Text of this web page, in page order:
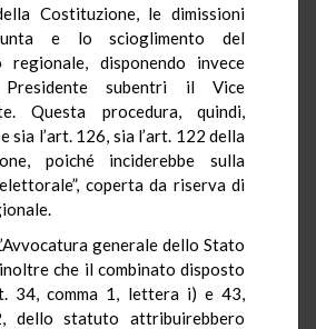
Costituzione, le dimissioni
e lo scioglimento del
regionale, disponendo invece
subentri il Vice
Questa procedura, quindi,
sia l’art. 126, sia l’art. 122 della
poiché inciderebbe sulla
coperta da riserva di
generale dello Stato
che il combinato disposto
34, comma 1, lettera i) e 43,
dello statuto attribuirebbero